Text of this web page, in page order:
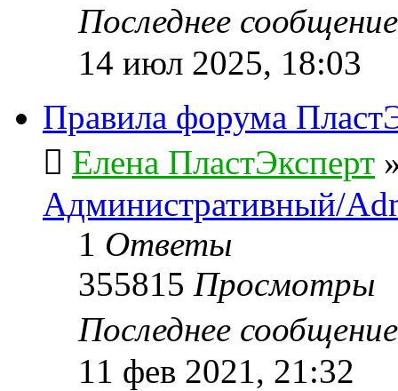
Последнее
14 июл 2025, 18:03
Правила форума
Елена ПластЭксперт
Административный/
1 Ответы
355815 Просмотры
Последнее
11 фев 2021, 21:32